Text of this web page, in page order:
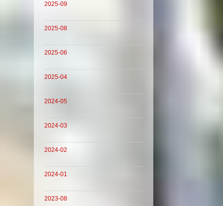
2025-09
2025-08
2025-06
2025-04
2024-05
2024-03
2024-02
2024-01
2023-08